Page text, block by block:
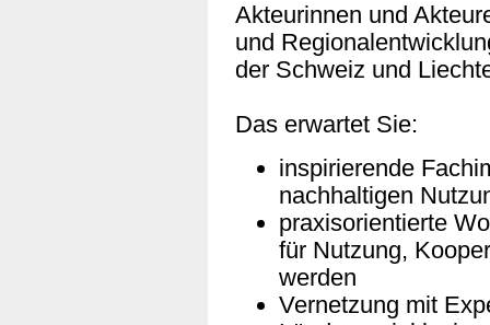
Akteurinnen und
und
der Schweiz und
Das erwartet Sie:
inspirierende
nachhaltigen
praxisorientierte
für Nutzung,
werden
Vernetzung mit